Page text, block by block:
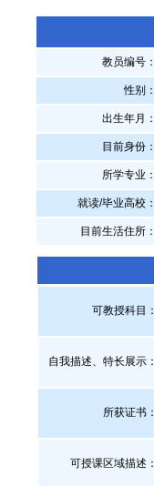
教员编号：
性别：
出生年月：
目前身份：
所学专业：
就读/毕业高校：
目前生活住所：
可教授科目：
自我描述、特长展示 ：
所获证书 ：
可授课区域描述：